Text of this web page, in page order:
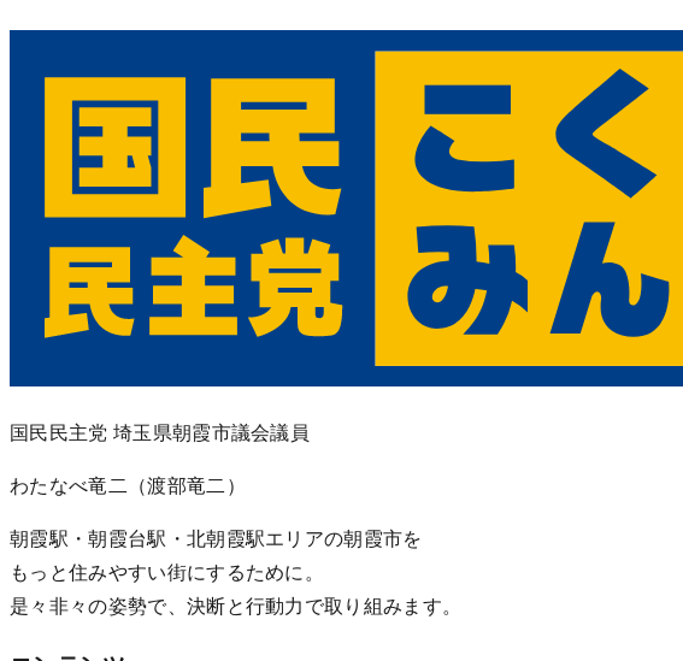
国民民主党 埼玉県朝霞市議会議員
わたなべ竜二 （渡部竜二）
朝霞駅・朝霞台駅・北朝霞駅エリアの朝霞市を
もっと住みやすい街にするために。
是々非々の姿勢で、決断と行動力で取り組みます。